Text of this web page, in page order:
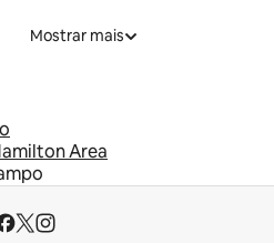
Mostrar mais
Area